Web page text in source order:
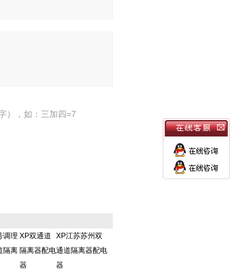
），如：三加四=7
调理
隔离
XP双通道
隔离器配电
器
XP江苏苏州双
通道隔离器配电
器